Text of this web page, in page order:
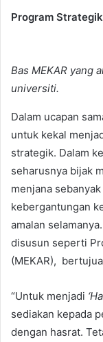
Program
Bas MEKAR yang
universiti.
Dalam ucapan
untuk kekal
strategik. Dalam
seharusnya bijak
menjana
kebergantungan
amalan
disusun seperti
(MEKAR),
“Untuk menjadi
sediakan kepada
dengan hasrat.